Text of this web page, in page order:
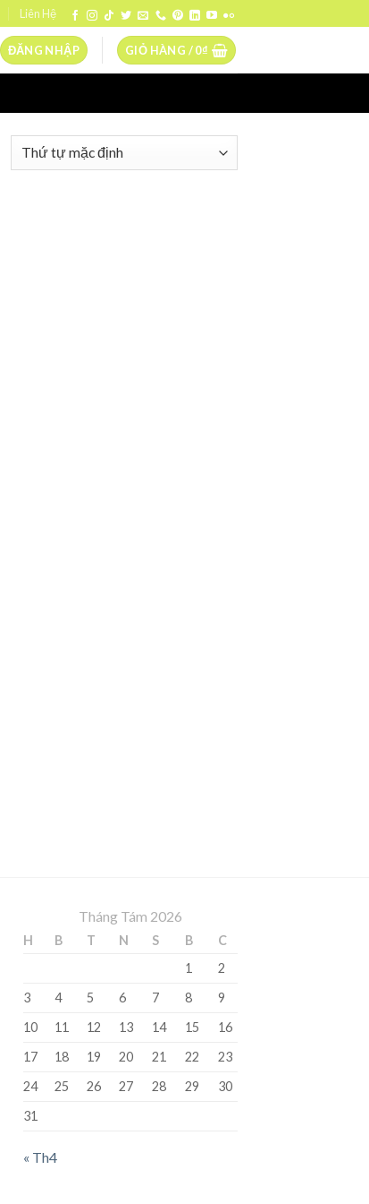
Liên Hệ
ĐĂNG NHẬP GIỎ HÀNG /0₫
Tháng Tám 2026
H B T N S B
C
1
2
3
4 5 6 7 8
9
10
11 12 13 14 15
16
17
18 19 20 21 22
23
24
25 26 27 28 29
30
31
« Th4